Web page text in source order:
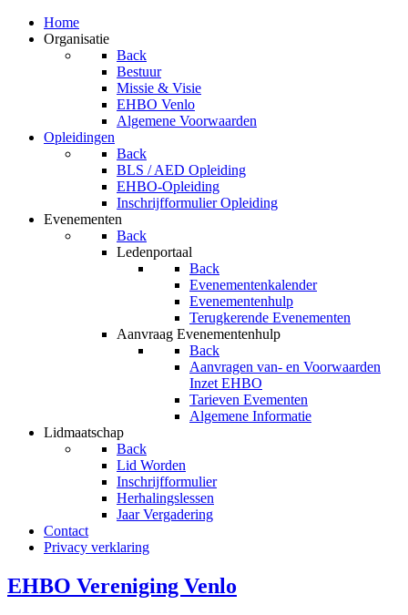
Home
Organisatie
Back
Bestuur
Missie & Visie
EHBO Venlo
Algemene Voorwaarden
Opleidingen
Back
BLS / AED Opleiding
EHBO-Opleiding
Inschrijfformulier Opleiding
Evenementen
Back
Ledenportaal
Back
Evenementenkalender
Evenementenhulp
Terugkerende Evenementen
Aanvraag Evenementenhulp
Back
Aanvragen van- en Voorwaarden
Inzet EHBO
Tarieven Evementen
Algemene Informatie
Lidmaatschap
Back
Lid Worden
Inschrijfformulier
Herhalingslessen
Jaar Vergadering
Contact
Privacy verklaring
EHBO Vereniging Venlo